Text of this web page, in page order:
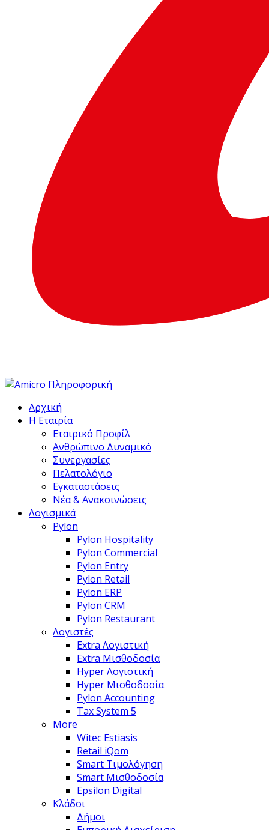
Αρχική
Η Εταιρία
Εταιρικό Προφίλ
Ανθρώπινο Δυναμικό
Συνεργασίες
Πελατολόγιο
Εγκαταστάσεις
Νέα & Ανακοινώσεις
Λογισμικά
Pylon
Pylon Hospitality
Pylon Commercial
Pylon Entry
Pylon Retail
Pylon ERP
Pylon CRM
Pylon Restaurant
Λογιστές
Extra Λογιστική
Extra Μισθοδοσία
Hyper Λογιστική
Hyper Μισθοδοσία
Pylon Accounting
Tax System 5
More
Witec Estiasis
Retail iQom
Smart Τιμολόγηση
Smart Μισθοδοσία
Epsilon Digital
Κλάδοι
Δήμοι